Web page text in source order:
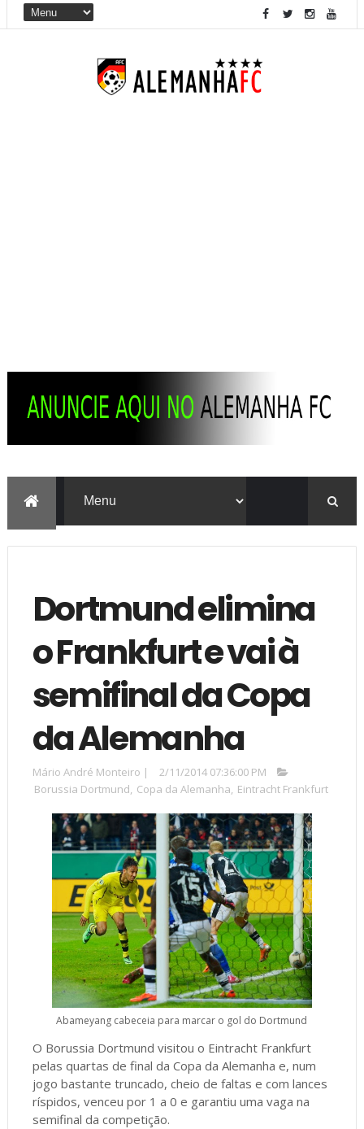
Dortmund elimina
o Frankfurt e vai à
semifinal da Copa
da Alemanha
Mário André Monteiro |
2/11/2014 07:36:00 PM
Borussia Dortmund, Copa da Alemanha, Eintracht Frankfurt
Abameyang cabeceia para marcar o gol do Dortmund
O Borussia Dortmund visitou o Eintracht Frankfurt
pelas quartas de final da Copa da Alemanha e, num
jogo bastante truncado, cheio de faltas e com lances
ríspidos, venceu por 1 a 0 e garantiu uma vaga na
semifinal da competição.